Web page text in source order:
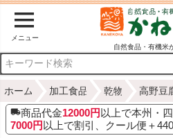
メニュー
自然食品・有機米
ホーム 加工食品 乾物 高野豆
商品代金12000円 以上で本州・
7000円 以上で割引、クール便＋